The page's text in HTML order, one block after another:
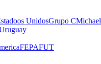
UnidosGrupo CMichael
FEPAFUT